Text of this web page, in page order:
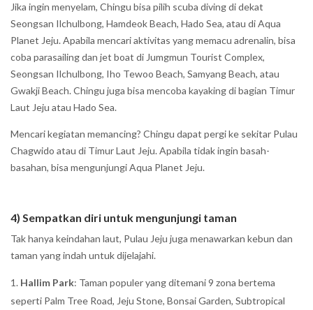
Jika ingin menyelam, Chingu bisa pilih scuba diving di dekat
Seongsan Ilchulbong, Hamdeok Beach, Hado Sea, atau di Aqua
Planet Jeju. Apabila mencari aktivitas yang memacu adrenalin, bisa
coba parasailing dan jet boat di Jumgmun Tourist Complex,
Seongsan Ilchulbong, Iho Tewoo Beach, Samyang Beach, atau
Gwakji Beach. Chingu juga bisa mencoba kayaking di bagian Timur
Laut Jeju atau Hado Sea.
Mencari kegiatan memancing? Chingu dapat pergi ke sekitar Pulau
Chagwido atau di Timur Laut Jeju. Apabila tidak ingin basah-
basahan, bisa mengunjungi Aqua Planet Jeju.
4) Sempatkan diri untuk mengunjungi taman
Tak hanya keindahan laut, Pulau Jeju juga menawarkan kebun dan
taman yang indah untuk dijelajahi.
Hallim Park: Taman populer yang ditemani 9 zona bertema
seperti Palm Tree Road, Jeju Stone, Bonsai Garden, Subtropical